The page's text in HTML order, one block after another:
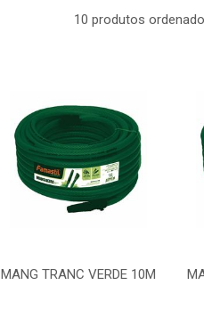
10 produtos
MANG TRANC VERDE 10M